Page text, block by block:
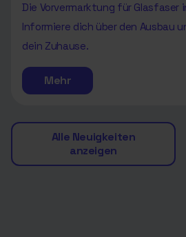
Die Vorvermarktung für Glasfaser
Informiere dich über den Ausbau
dein Zuhause.
Mehr
Alle Neuigkeiten
anzeigen